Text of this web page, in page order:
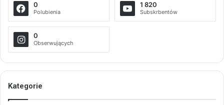
0
Polubienia
1 820
Subskrbentów
0
Obserwujących
Kategorie